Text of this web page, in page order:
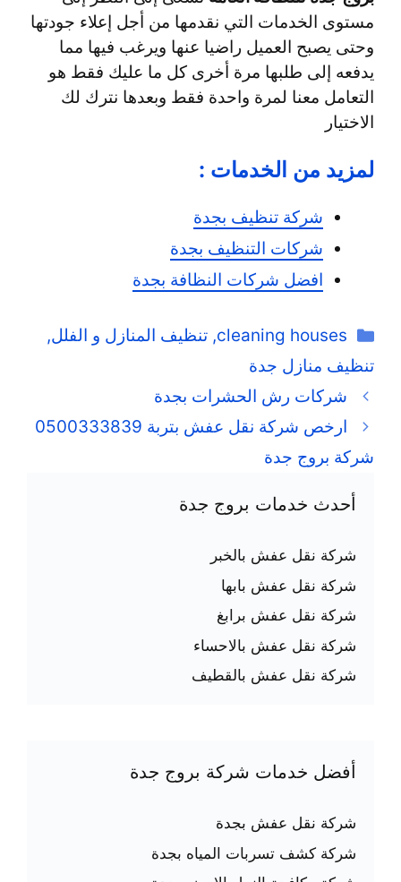
مستوى الخدمات التي نقدمها من أجل إعلاء جودتها
وحتى يصبح العميل راضيا عنها ويرغب فيها مما
يدفعه إلى طلبها مرة أخرى كل ما عليك فقط هو
التعامل معنا لمرة واحدة فقط وبعدها نترك لك
الاختيار
لمزيد من الخدمات :
شركة تنظيف بجدة
شركات التنظيف بجدة
افضل شركات النظافة بجدة
التصنيفات
cleaning houses
,تنظيف المنازل و الفلل,
تنظيف منازل جدة
شركات رش الحشرات بجدة
ارخص شركة نقل عفش بتربة 0500333839
شركة بروج جدة
أحدث خدمات بروج جدة
شركة نقل عفش بالخبر
شركة نقل عفش بابها
شركة نقل عفش برابغ
شركة نقل عفش بالاحساء
شركة نقل عفش بالقطيف
أفضل خدمات شركة بروج جدة
شركة نقل عفش بجدة
شركة كشف تسربات المياه بجدة